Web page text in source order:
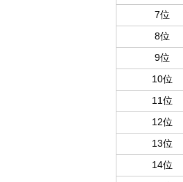
7位
8位
9位
10位
11位
12位
13位
14位